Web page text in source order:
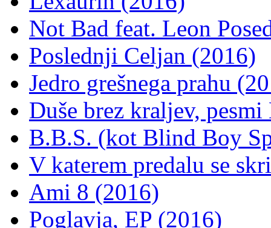
Not Bad feat. Leon
Poslednji Celjan (2016)
Jedro grešnega prahu
Duše brez kraljev,
B.B.S. (kot Blind Boy
V katerem predalu se
Ami 8 (2016)
Poglavja, EP (2016)